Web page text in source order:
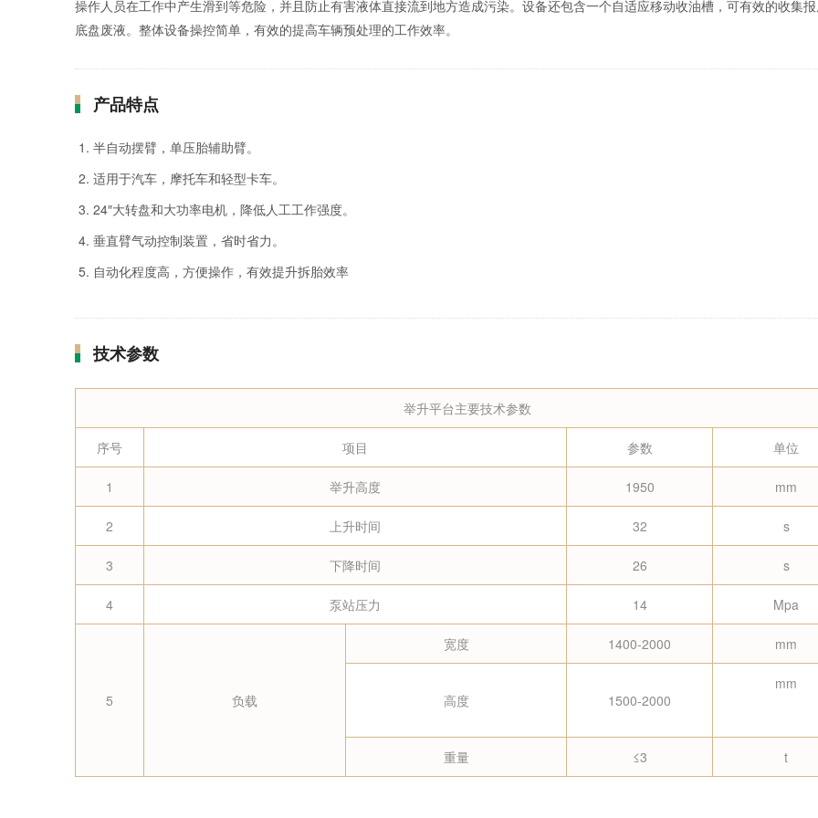
操作人员在工作中产生滑到等危险，并且防止有害液体直接流到地方造成污染。设备还包含一个自适应移动收油槽，可有效的收集
底盘废液。整体设备操控简单，有效的提高车辆预处理的工作效率。
产品特点
半自动摆臂，单压胎辅助臂。
适用于汽车，摩托车和轻型卡车。
24″大转盘和大功率电机，降低人工工作强度。
垂直臂气动控制装置，省时省力。
自动化程度高，方便操作，有效提升拆胎效率
技术参数
举升平台主要技术参数
序号 项目 参数 单位
1 举升高度 1950 mm
2 上升时间 32 s
3 下降时间 26 s
4 泵站压力 14 Mpa
5 负载
宽度 1400-2000 mm
高度 1500-2000
mm
重量 ≤3 t